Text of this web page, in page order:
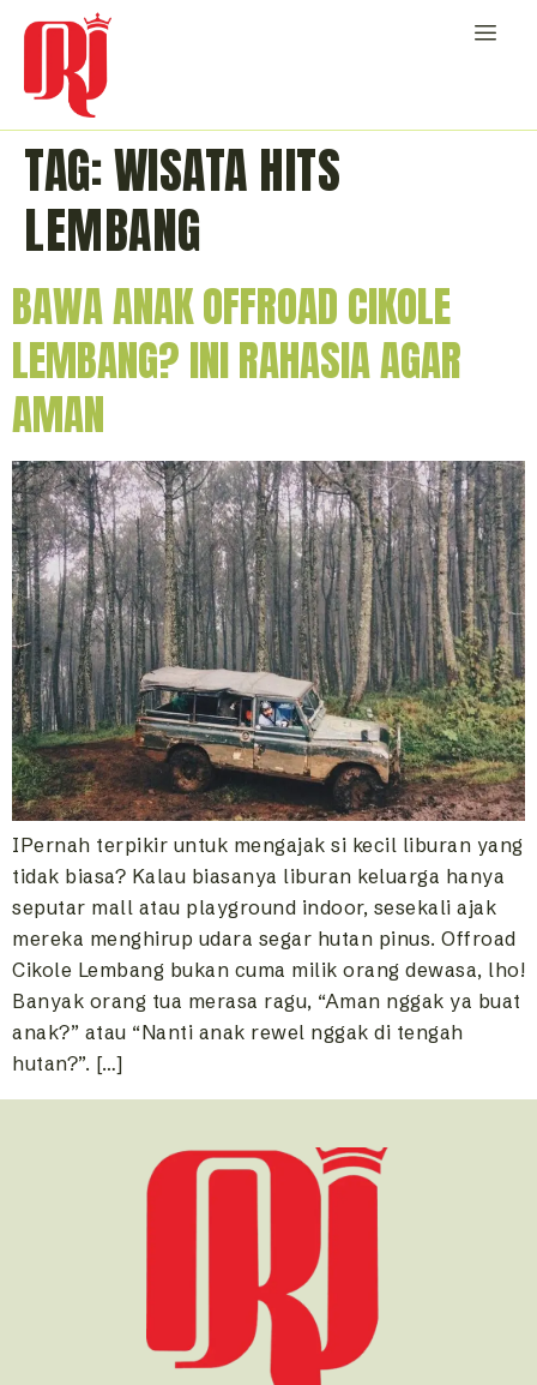
TAG:WISATA HITS
LEMBANG
BAWA ANAK OFFROAD CIKOLE
LEMBANG? INI RAHASIA AGAR
AMAN
IPernah terpikir untuk mengajak si kecil liburan yang
tidak biasa? Kalau biasanya liburan keluarga hanya
seputar mall atau playground indoor, sesekali ajak
mereka menghirup udara segar hutan pinus. Offroad
Cikole Lembang bukan cuma milik orang dewasa, lho!
Banyak orang tua merasa ragu, “Aman nggak ya buat
anak?” atau “Nanti anak rewel nggak di tengah
hutan?”. […]